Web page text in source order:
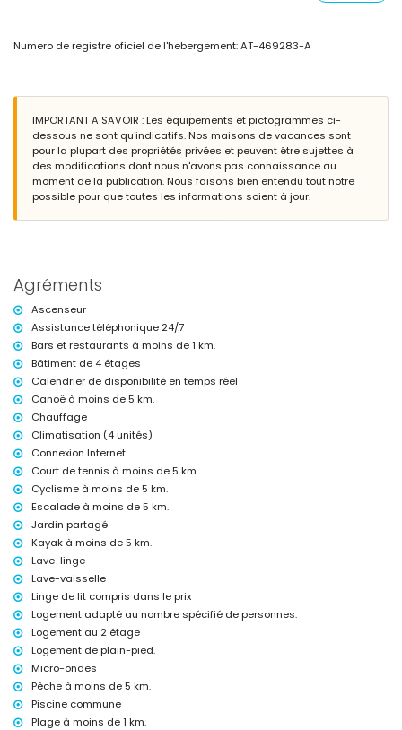
et toilettes
terrain clôturé
piscine commune de forme lagon mesurant 15m x 5m et 2m de
profondeur
jardin commun avec pelouse et arbres
espace garage commun
Informations supplémentaires
rivière ou rive la plus proche : Mediterráneo, Jávea (à moins de 1000
port le plus proche : Aduanas del Mar (à moins de 1000 mètres de
parc le plus proche : Montgó, Jávea (à moins de 2 kilomètres de
l'appartement)
aéroport le plus proche : Alicante (à moins de 100 kilomètres de
l'appartement)
deuxième aéroport le plus proche : Valence (> 100 kilomètres)
transports publics à proximité : bus à moins de 1000 mètres
les animaux de compagnie ne sont pas autorisés
Le bâtiment où se trouve l'hébergement est équipé d'un ascenseur.
L'hébergement est très adapté aux familles avec enfants
Équipements et services inclus dans le prix de location de
l'appartement
internet (fibre optique)
fer et planche à repasser
linge de lit et serviettes
service de réception et service d'urgence 24h/24
chauffage central et climatisation
Équipements et services avec supplément
lit supplémentaire (sur demande)
Divertissements et activités de loisirs pour vos vacances à Jávea,
Costa Blanca
moins de 5 kilomètres de la maison)
Sites et culture à Jávea, Costa Blanca
Numero de registre oficiel de l'hebergement: AT-469283-A
IMPORTANT A SAVOIR : Les équipements et pictogrammes ci-
dessous ne sont qu'indicatifs. Nos maisons de vacances sont
pour la plupart des propriétés privées et peuvent être sujettes à
des modifications dont nous n'avons pas connaissance au
moment de la publication. Nous faisons bien entendu tout notre
possible pour que toutes les informations soient à jour.
Agréments
Ascenseur
Assistance téléphonique 24/7
Bars et restaurants à moins de 1 km.
Bâtiment de 4 étages
Calendrier de disponibilité en temps réel
Canoë à moins de 5 km.
Chauffage
Climatisation (4 unités)
Connexion Internet
Court de tennis à moins de 5 km.
Cyclisme à moins de 5 km.
Escalade à moins de 5 km.
Jardin partagé
Kayak à moins de 5 km.
Lave-linge
Lave-vaisselle
Linge de lit compris dans le prix
Logement adapté au nombre spécifié de personnes.
Logement au 2 étage
Logement de plain-pied.
Micro-ondes
Pêche à moins de 5 km.
Piscine commune
Plage à moins de 1 km.